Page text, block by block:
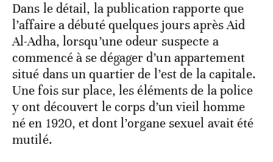
Dans le détail, la publication rapporte que
l’affaire a débuté quelques jours après Aid
Al-Adha, lorsqu’une odeur suspecte a
commencé à se dégager d’un appartement
situé dans un quartier de l’est de la capitale.
Une fois sur place, les éléments de la police
y ont découvert le corps d’un vieil homme
né en 1920, et dont l’organe sexuel avait été
mutilé.